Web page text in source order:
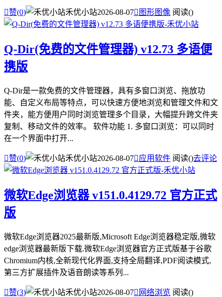
赞(0) 禾优小站2026-08-07 图形图像 阅读()
Q-Dir(免费的文件管理器) v12.73 多语便
携版
Q-Dir是一款免费的文件管理器，具有多窗口浏览、拖放功
能、自定义布局等特点，可以快速方便地浏览和管理文件和文
件夹，能方便用户同时浏览管理多个目录，大幅提升跨文件夹
复制、移动文件的效率。 软件功能 1. 多窗口浏览：可以同时
在一个界面中打开...
赞(0) 禾优小站2026-08-07应用软件 阅读()去评论
微软Edge浏览器 v151.0.4129.72 官方正式
版
微软Edge浏览器2025最新版,Microsoft Edge浏览器稳定版,微软
edge浏览器最新版下载.微软Edge浏览器官方正式版基于谷歌
Chromium内核,全新现代化界面,支持全局翻译,PDF阅读模式,
第三方扩展插件及语音朗读等系列...
赞(3) 禾优小站2026-08-07 网络浏览 阅读()